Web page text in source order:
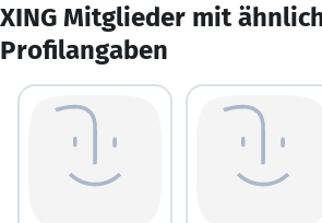
XING Mitglieder mit
Profilangaben